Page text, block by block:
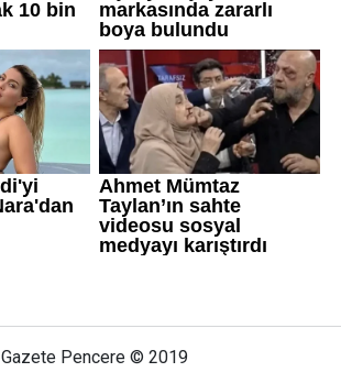
Gazete Pencere © 2019